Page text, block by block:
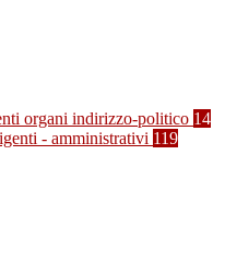
organi indirizzo-politico 14
- amministrativi 119